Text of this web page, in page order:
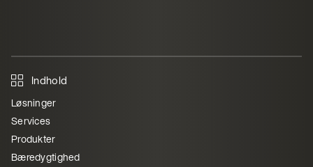
Indhold
Løsninger
Services
Produkter
Bæredygtighed